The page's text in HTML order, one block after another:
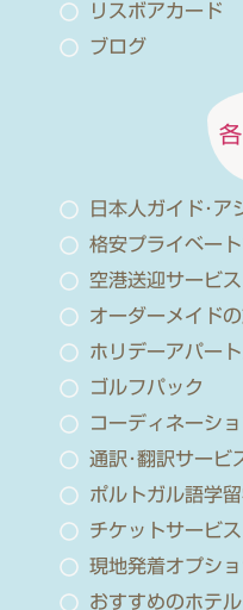
リスボアカード
ブログ
日本人ガイド･ア
格安プライベー
空港送迎サービス
オーダーメイド
ホリデーアパー
ゴルフパック
コーディネーシ
通訳･翻訳サービ
ポルトガル語学
チケットサービス
現地発着オプシ
おすすめのホテル